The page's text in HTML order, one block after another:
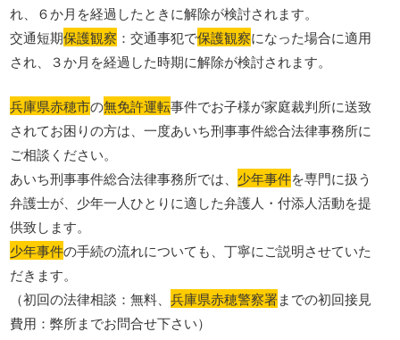
れ、６か月を経過したときに解除が検討されます。
交通短期保護観察 ：交通事犯で保護観察になった場合に適用
され、３か月を経過した時期に解除が検討されます。
兵庫県赤穂市の無免許運転事件でお子様が家庭裁判所に送致
されてお困りの方は、一度あいち刑事事件総合法律事務所に
ご相談ください。
あいち刑事事件総合法律事務所では、 少年事件を専門に扱う
弁護士が、少年一人ひとりに適した弁護人・付添人活動を提
供致します。
少年事件の手続の流れについても、丁寧にご説明させていた
だきます。
（初回の法律相談：無料、兵庫県赤穂警察署までの初回接見
費用：弊所までお問合せ下さい）